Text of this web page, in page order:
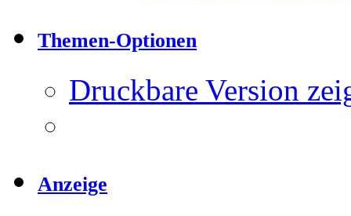
Themen-Optionen
Druckbare Version
Anzeige